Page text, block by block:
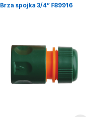
Brza spojka 3/4” F89916